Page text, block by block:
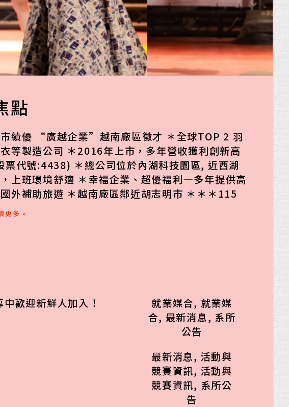
點
績優 “廣越企業”越南廠區徵才 ＊全球TOP 2 羽
等製造公司 ＊2016年上市，多年營收獲利創新高
票代號:4438) ＊總公司位於內湖科技園區, 近西湖
上班環境舒適 ＊幸福企業、超優福利—多年提供高
外補助旅遊 ＊越南廠區鄰近胡志明市 ＊＊＊115
更多 »
歡迎新鮮人加入！ 就業媒合, 就業媒
合, 最新消息, 系所
公告
最新消息, 活動與
競賽資訊, 活動與
競賽資訊, 系所公
告